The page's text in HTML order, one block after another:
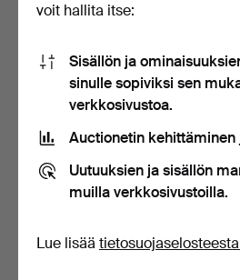
WALDEMAR LINDSTRÖM.
Metso, FIGURIINI lasit…
3 päivää
3
Arvio
voit hallita itse:
Sisällön ja
sinulle sopiviksi sen
verkkosivustoa.
Auctionetin kehittäminen
Uutuuksien ja sisällön
muilla verkkosivustoilla.
Lue lisää